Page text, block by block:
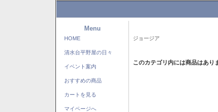
Menu
HOME
清水台平野屋の日々
イベント案内
おすすめの商品
カートを見る
マイページへ
ジョージア
このカテゴリ内には商品はあり